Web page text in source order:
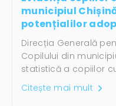
municipiul
potențialilor
Direcția Generală
Copilului din
statistică a copiilor
Citește mai mult